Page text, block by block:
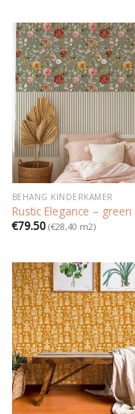
BEHANG KINDERKAMER
Rustic Elegance – green
€79.50(€28,40 m2)